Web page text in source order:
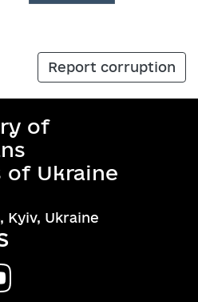
Report corruption
of
of Ukraine
Kyiv, Ukraine